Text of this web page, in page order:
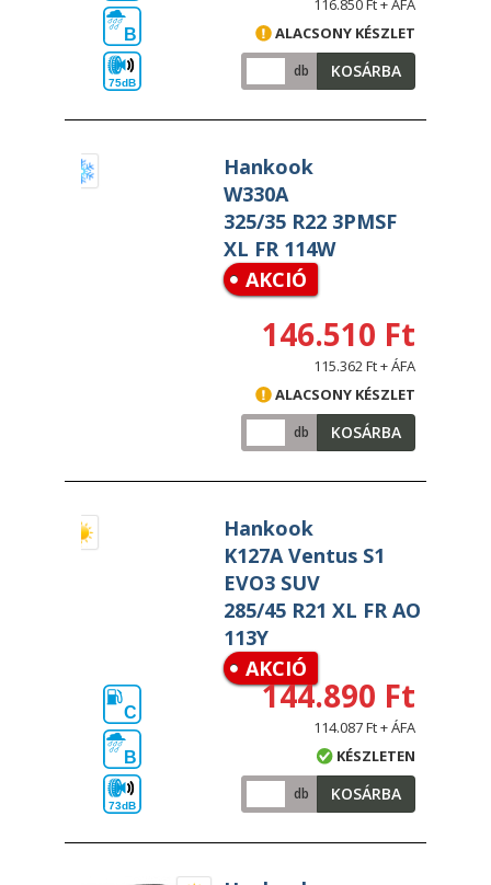
B
75dB
ALACSONY KÉSZLET
db KOSÁRBA
Hankook
W330A
325/35 R22 3PMSF
XL FR 114W
AKCIÓ
146.510 Ft
115.362 Ft + ÁFA
ALACSONY KÉSZLET
db KOSÁRBA
Hankook
K127A Ventus S1
EVO3 SUV
285/45 R21 XL FR AO
113Y
AKCIÓ
C
B
73dB
144.890 Ft
114.087 Ft + ÁFA
KÉSZLETEN
db KOSÁRBA